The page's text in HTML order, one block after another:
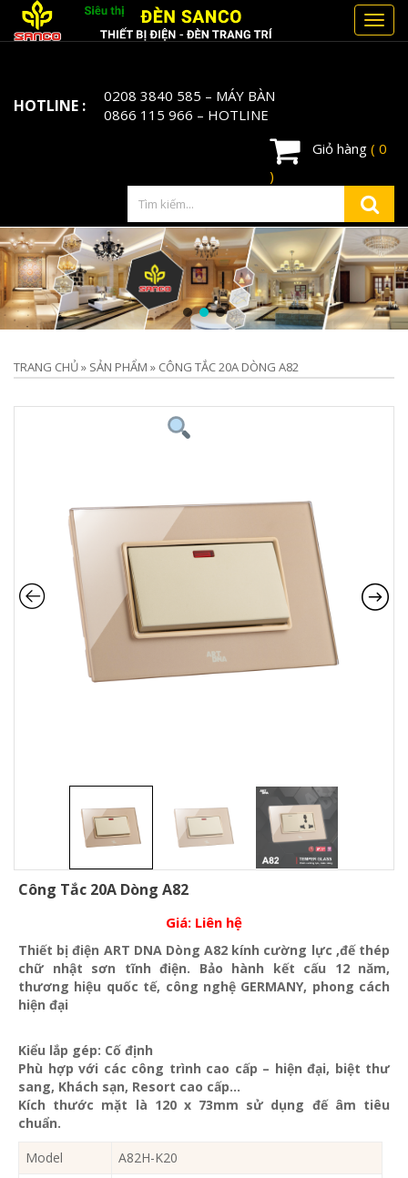
HOTLINE : 0208 3840 585 – MÁY BÀN
0866 115 966 – HOTLINE
Giỏ hàng ( 0
)
TRANG CHỦ» SẢN PHẨM » CÔNG TẮC 20A DÒNG A82
Công Tắc 20A Dòng A82
Giá: Liên hệ
Thiết bị điện ART DNA Dòng A82 kính cường lực ,đế thép
chữ nhật sơn tĩnh điện. Bảo hành kết cấu 12 năm,
thương hiệu quốc tế, công nghệ GERMANY, phong cách
hiện đại
Kiểu lắp gép: Cố định
Phù hợp với các công trình cao cấp – hiện đại, biệt thư
sang, Khách sạn, Resort cao cấp…
Kích thước mặt là 120 x 73mm sử dụng đế âm tiêu
chuẩn.
Model
A82H-K20